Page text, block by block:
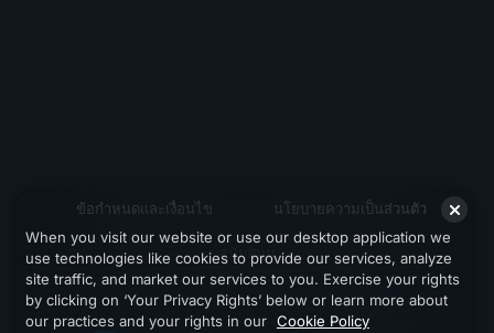
ข้อกำหนดและเงื่อนไข นโยบายความเป็นส่วนตัว
สนับสนุน
When you visit our website or use our desktop application we
use technologies like cookies to provide our services, analyze
site traffic, and market our services to you. Exercise your rights
by clicking on ‘Your Privacy Rights’ below or learn more about
our practices and your rights in our Cookie Policy